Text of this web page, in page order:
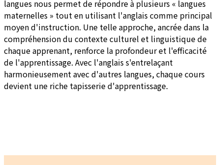
langues nous permet de répondre à plusieurs « langues
maternelles » tout en utilisant l'anglais comme principal
moyen d'instruction. Une telle approche, ancrée dans la
compréhension du contexte culturel et linguistique de
chaque apprenant, renforce la profondeur et l'efficacité
de l'apprentissage. Avec l'anglais s'entrelaçant
harmonieusement avec d'autres langues, chaque cours
devient une riche tapisserie d'apprentissage.